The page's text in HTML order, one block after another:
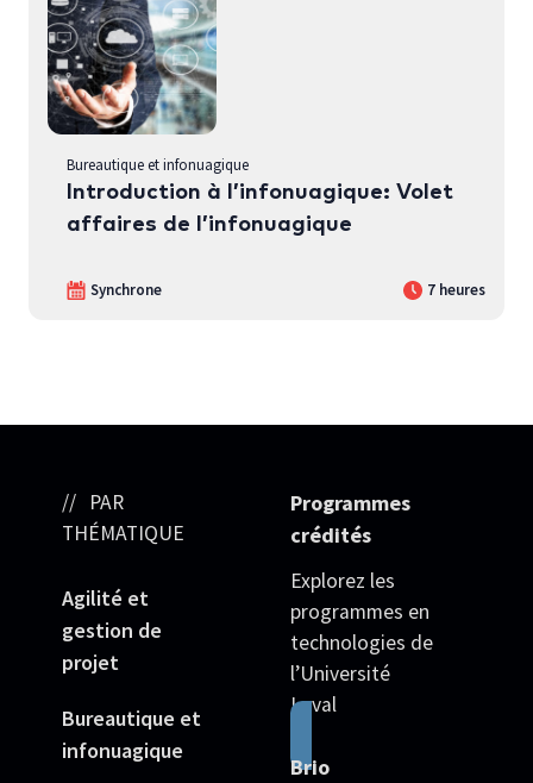
Bureautique et infonuagique
Introduction à l’infonuagique: Volet
affaires de l’infonuagique
Synchrone 7 heures
PAR
THÉMATIQUE
Agilité et
gestion de
projet
Bureautique et
infonuagique
Programmes
crédités
Explorez les
programmes en
technologies de
l’Université
Laval
Brio